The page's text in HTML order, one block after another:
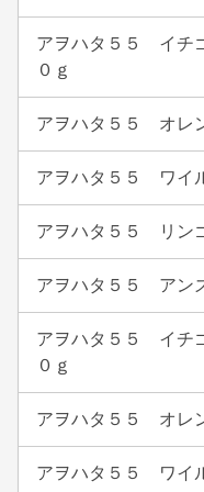
アヲハタ５５ イチ
０ｇ
アヲハタ５５ オレ
アヲハタ５５ ワイ
アヲハタ５５ リン
アヲハタ５５ アン
アヲハタ５５ イチ
０ｇ
アヲハタ５５ オレ
アヲハタ５５ ワイ